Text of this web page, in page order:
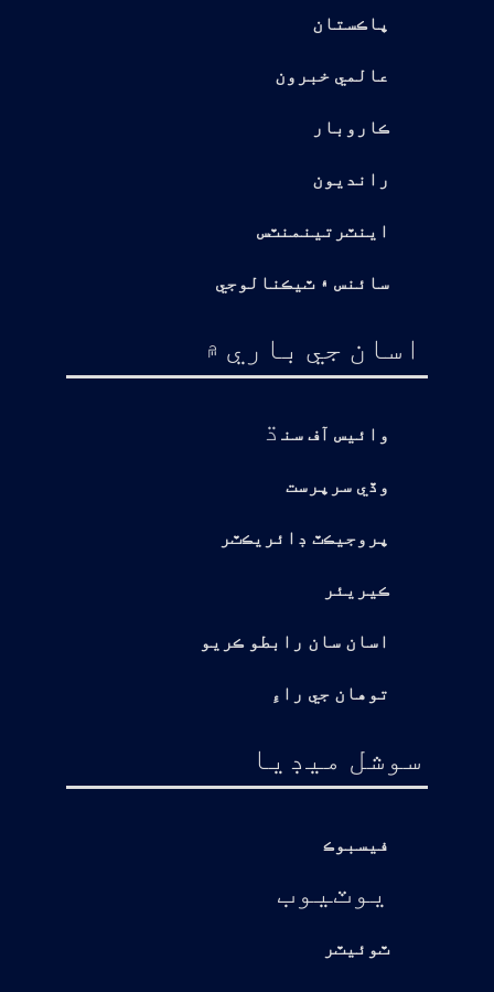
پاڪستان
عالمي خبرون
ڪاروبار
رانديون
اينٽرتينمنٽس
سائنس ۽ ٽيڪنالوجي
اسان جي باري ۾
وائيس آف سن ڌ
وڏي سرپرست
پروجيڪٽ ڊائريڪٽر
ڪيريئر
اسان سان رابطو ڪريو
توهان جي راءِ
سوشل ميڊيا
فيسبوڪ
يوٽيوب
ٽوئيٽر